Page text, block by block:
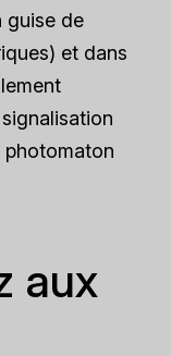
guise de
et dans
photomaton
aux